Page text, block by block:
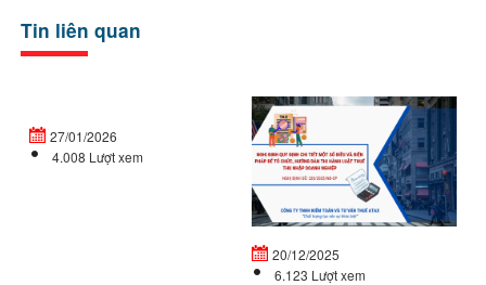
Tin liên quan
Doanh
nghiệp
mới
thành
lập
vào
27/01/2026
4.008 Lượt xem
20/12/2025
6.123 Lượt xem